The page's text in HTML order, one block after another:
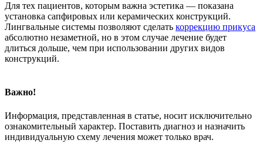
Для тех пациентов, которым важна эстетика — показана
установка сапфировых или керамических конструкций.
Лингвальные системы позволяют сделать коррекцию прикуса
абсолютно незаметной, но в этом случае лечение будет
длиться дольше, чем при использовании других видов
конструкций.
Важно!
Информация, представленная в статье, носит исключительно
ознакомительный характер. Поставить диагноз и назначить
индивидуальную схему лечения может только врач.